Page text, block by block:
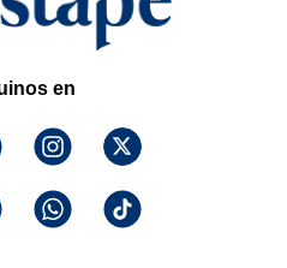
en